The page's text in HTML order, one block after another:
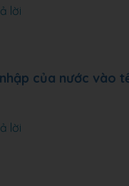
lời
của nước vào
lời